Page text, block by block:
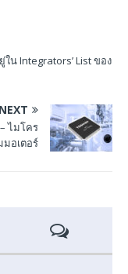
ใน Integrators’ List ของ
NEXT
ไมโคร
อเตอร์